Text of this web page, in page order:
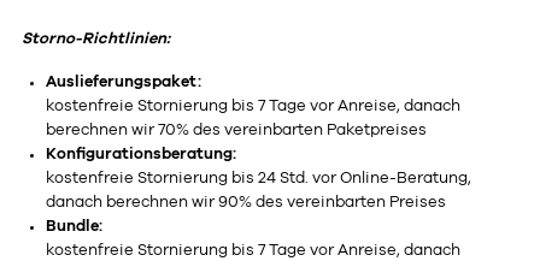
Storno-Richtlinien:
Auslieferungspaket:
kostenfreie Stornierung bis 7 Tage vor Anreise, danach
berechnen wir 70% des vereinbarten Paketpreises
Konfigurationsberatung:
kostenfreie Stornierung bis 24 Std. vor Online-Beratung,
danach berechnen wir 90% des vereinbarten Preises
Bundle:
kostenfreie Stornierung bis 7 Tage vor Anreise, danach